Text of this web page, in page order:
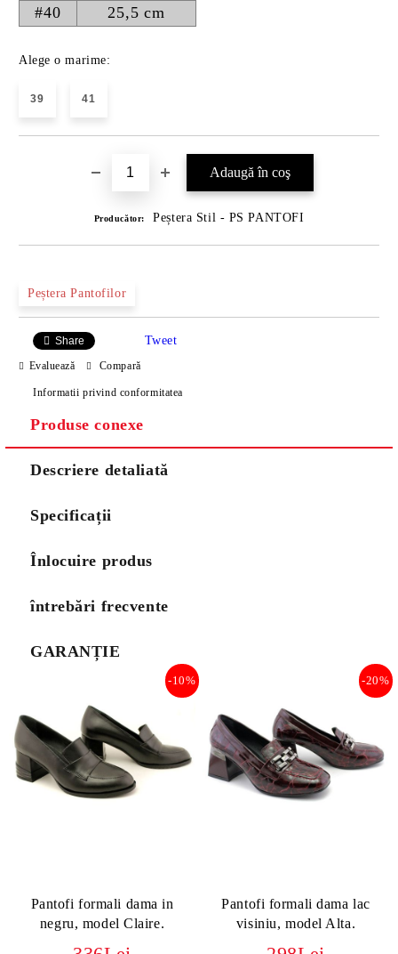
#40
25,5 cm
Alege o marime:
39 41
Producător: Peștera Stil - PS PANTOFI
Peștera Pantofilor
Share Tweet
Evaluează Compară
Informatii privind conformitatea
Produse conexe
Descriere detaliată
Specificații
Înlocuire produs
întrebări frecvente
GARANȚIE
Pantofi formali dama in
negru, model Claire.
-10%
Pantofi formali dama lac
visiniu, model Alta.
-20%